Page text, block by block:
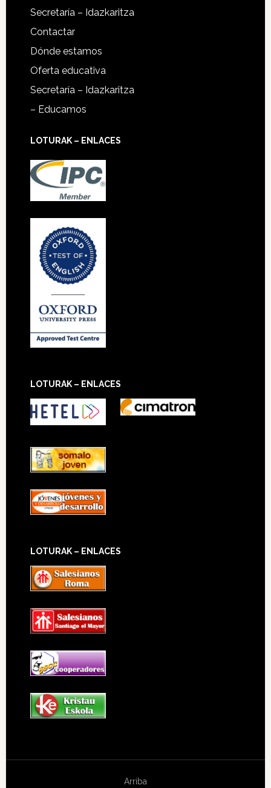
Secretaría – Idazkaritza
Contactar
Dónde estamos
Oferta educativa
Secretaría – Idazkaritza
– Educamos
LOTURAK – ENLACES
LOTURAK – ENLACES
LOTURAK – ENLACES
Arriba